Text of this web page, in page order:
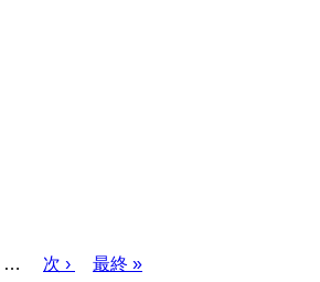
…
次
次 ›
最
最終 »